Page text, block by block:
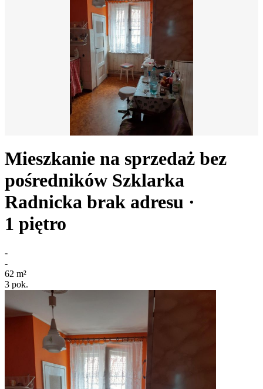
Mieszkanie na sprzedaż bez
pośredników Szklarka
Radnicka brak adresu ·
1 piętro
-
-
62 m²
3 pok.